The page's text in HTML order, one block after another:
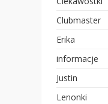
Clubmaster
Erika
informacje
Justin
Lenonki